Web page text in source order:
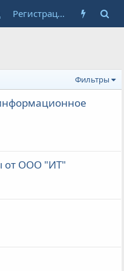
Регистрация
Фильтры
от ООО "ИТ"